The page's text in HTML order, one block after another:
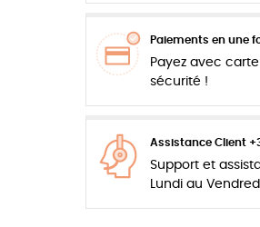
Paiements en une
Payez avec
sécurité !
Assistance Client
Support et
Lundi au